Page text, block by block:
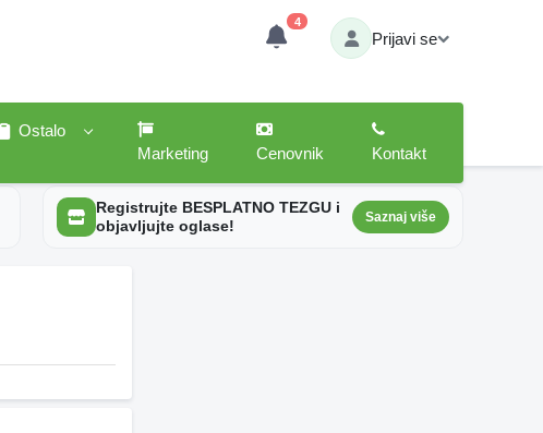
4
Prijavi se
Ostalo
Marketing
Cenovnik Kontakt
Registrujte BESPLATNO TEZGU i
objavljujte oglase!
Saznaj više